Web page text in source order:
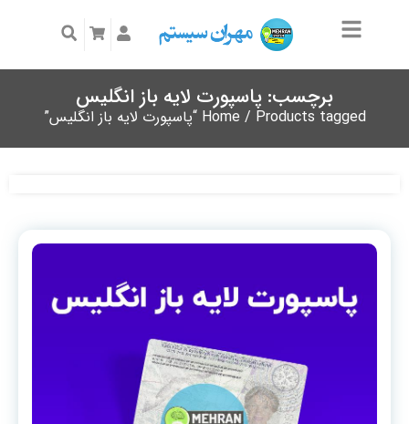
برچسب: پاسپورت لایه باز انگلیس
Home / Products tagged “پاسپورت لایه باز انگلیس”